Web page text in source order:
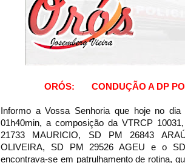
ORÓS: CONDUÇÃO A DP
Informo a Vossa Senhoria que hoje no dia
01h40min, a composição da VTRCP
21733 MAURICIO, SD PM 26843
OLIVEIRA, SD PM 29526 AGEU e o
encontrava-se em patrulhamento de rotina,